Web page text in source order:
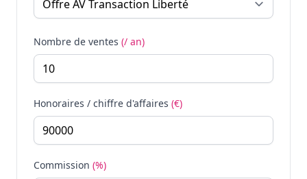
Nombre de ventes (/ an)
Honoraires / chiffre d'affaires (€)
Commission (%)